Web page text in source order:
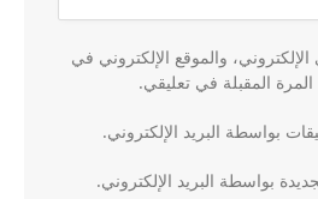
والموقع الإلكتروني في
المقبلة في تعليقي.
بواسطة البريد الإلكتروني.
بواسطة البريد الإلكتروني.